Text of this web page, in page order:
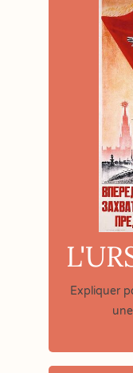
Expliquer